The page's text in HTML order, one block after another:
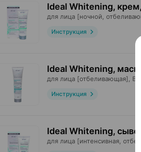
Ideal Whitening, крем,
для лица [ночной,
Инструкция
Ideal Whitening, маска
для лица [отбеливающая],
Инструкция
Ideal Whitening,
для лица [интенсивная,